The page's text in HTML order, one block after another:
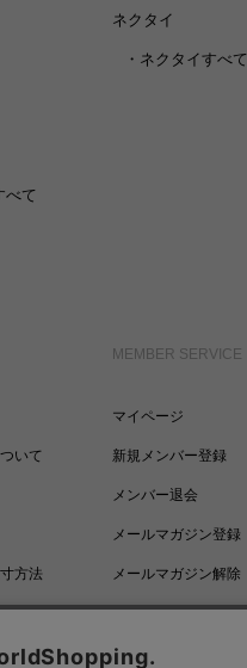
べて
ネクタイ
・ ネクタイすべて
いて
方法
MEMBER SERVICE
マイページ
新規メンバー登録
メンバー退会
メールマガジン登録
メールマガジン解除
ポイントについて